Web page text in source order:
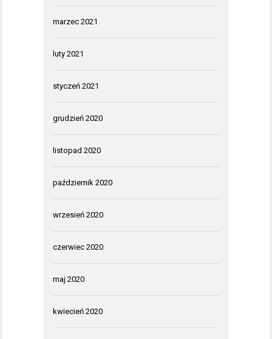
marzec 2021
luty 2021
styczeń 2021
grudzień 2020
listopad 2020
październik 2020
wrzesień 2020
czerwiec 2020
maj 2020
kwiecień 2020